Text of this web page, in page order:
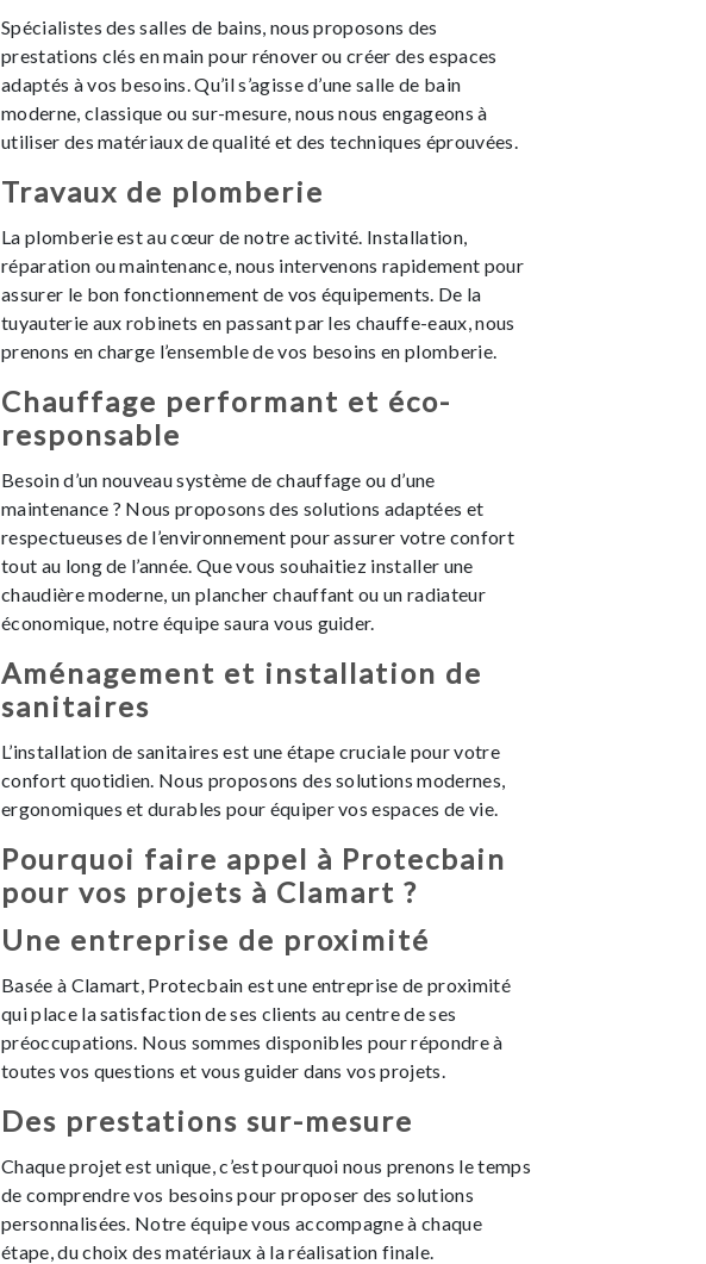
Spécialistes des salles de bains, nous proposons des
prestations clés en main pour rénover ou créer des espaces
adaptés à vos besoins. Qu’il s’agisse d’une salle de bain
moderne, classique ou sur-mesure, nous nous engageons à
utiliser des matériaux de qualité et des techniques éprouvées.
Travaux de plomberie
La plomberie est au cœur de notre activité. Installation,
réparation ou maintenance, nous intervenons rapidement pour
assurer le bon fonctionnement de vos équipements. De la
tuyauterie aux robinets en passant par les chauffe-eaux, nous
prenons en charge l’ensemble de vos besoins en plomberie.
Chauffage performant et éco-
responsable
Besoin d’un nouveau système de chauffage ou d’une
maintenance ? Nous proposons des solutions adaptées et
respectueuses de l’environnement pour assurer votre confort
tout au long de l’année. Que vous souhaitiez installer une
chaudière moderne, un plancher chauffant ou un radiateur
économique, notre équipe saura vous guider.
Aménagement et installation de
sanitaires
L’installation de sanitaires est une étape cruciale pour votre
confort quotidien. Nous proposons des solutions modernes,
ergonomiques et durables pour équiper vos espaces de vie.
Pourquoi faire appel à Protecbain
pour vos projets à Clamart ?
Une entreprise de proximité
Basée à Clamart, Protecbain est une entreprise de proximité
qui place la satisfaction de ses clients au centre de ses
préoccupations. Nous sommes disponibles pour répondre à
toutes vos questions et vous guider dans vos projets.
Des prestations sur-mesure
Chaque projet est unique, c’est pourquoi nous prenons le temps
de comprendre vos besoins pour proposer des solutions
personnalisées. Notre équipe vous accompagne à chaque
étape, du choix des matériaux à la réalisation finale.